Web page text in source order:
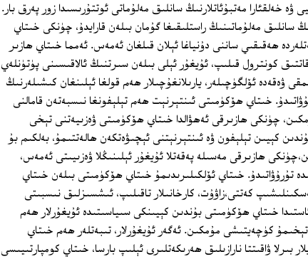
ۋە خەلقئارا مەتبۇئاتلارنىڭ سانلىق مەلۇماتى ئوتتۇرىسىدا زور پەرق بار.
سانلىق مەلۇماتىنىڭ راستلىقىغا گۇمان بىلەن قارايدۇ، چۈنكى خىتاي
ھەقىقىي ساننى دۇنياغا ئېلان قىلغان ئەمەس. ئەمما خىتاي ھازىر
كونترول قىلىپ، ئۇيغۇر ئېلى بىلەن سىرتنىڭ ئالاقىسىنى پۈتۈنلەي
ۋەقەدە ئۆلگۈچىلەر، يارىلانغۇچىلار ھەم قولغا ئېلىنغان كىشىلەرنىڭ
خىتاي ھۆكۈمىتى ئىنتېرنېت ھەم تېلېفونغا نىسبەتەن قامالنى
چۈنكى ھازىرقى ئەھۋالدا خىتاي ھۆكۈمىتى ۋەزىيەتنى تېخى
كېيىن تېلېفون ۋە ئىنتېرنېتنى ئېچىۋەتكەن ھالەتتىمۇ، بەلكىم بۇ
ھازىرقى مەسىلە پەقەتلا ئۇيغۇر ئېلىنىڭلا ۋەزىيىتى ئەمەس،
تۇرۇۋاتىدۇ. خىتاي ئۆلكىلىرىدىمۇ خىتاي ھۆكۈمىتى بىلەن خىتاي
كەتتى،زاۋۇت، كارخانىلار تاقىلىپ، ئىشسىزلىق نىسبىتى
خىتاي ھۆكۈمىتى بۇندىن كېيىنكى سىياسىتىدە ئۇيغۇرلار ھەم
كۈچەيتىشى مۇمكىن. ئەگەر ئۇيغۇرلار، تىبەتلەر ھەم خىتاي
بىرلا ۋاقىتتا نارازىلىق ھەرىكەتلىرى ئېلىپ بارسا، خىتاي كومپارتىيىسى